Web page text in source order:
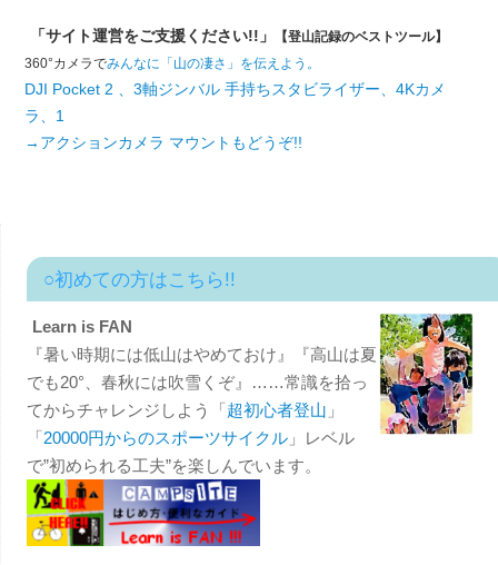
「サイト運営をご支援ください!!」
【登山記録のベストツール】
360°カメラでみんなに「山の凄さ」を伝えよう。
DJI Pocket 2 、3軸ジンバル 手持ちスタビライザー、4Kカメ
ラ、1
→アクションカメラ マウントもどうぞ!!
○初めての方はこちら!!
Learn is FAN
『暑い時期には低山はやめておけ』『高山は夏
でも20°、春秋には吹雪くぞ』……常識を拾っ
てからチャレンジしよう「 超初心者登山 」
「 20000円からのスポーツサイクル」レベル
で”初められる工夫”を楽しんでいます。